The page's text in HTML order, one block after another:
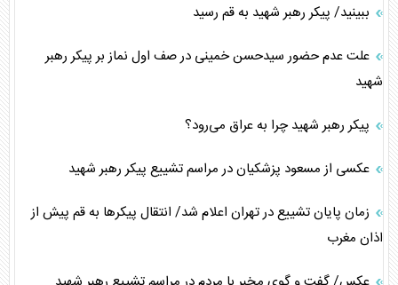
ببینید/ پیکر رهبر شهید به قم رسید
علت عدم حضور سیدحسن خمینی در صف اول نماز بر پیکر رهبر
شهید
پیکر رهبر شهید چرا به عراق می‌رود؟
عکسی از مسعود پزشکیان در مراسم تشییع پیکر رهبر شهید
زمان پایان تشییع در تهران اعلام شد/ انتقال پیکر‌ها به قم پیش از
اذان مغرب